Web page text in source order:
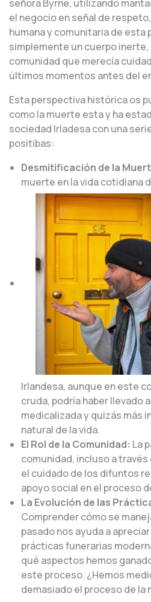
señora Byrne, utilizando
el negocio en señal de
humana y comunitaria de esta
simplemente un cuerpo inerte,
comunidad que merecía
últimos momentos antes del
Esta perspectiva histórica os
como la muerte esta y ha
sociedad Irladesa con una
positibas:
Desmitificación de la
muerte en la vida cotidiana
Irlandesa, aunque en este
cruda, podría haber llevado
medicalizada y quizás más
natural de la vida.
El Rol de la Comunidad: La
comunidad, incluso a
el cuidado de los difuntos
apoyo social en el proceso
La Evolución de las
Comprender cómo se
pasado nos ayuda a
prácticas funerarias
qué aspectos hemos
este proceso. ¿Hemos
demasiado el proceso de la